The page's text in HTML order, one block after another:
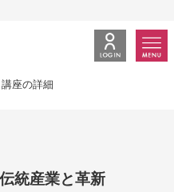
講座の詳細
産業と革新